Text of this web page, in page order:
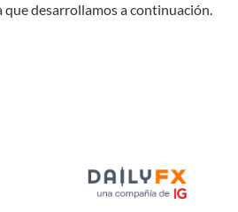
que desarrollamos a continuación.